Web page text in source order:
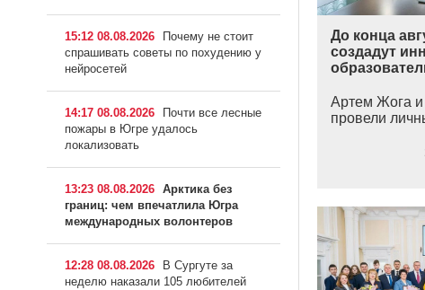
До конца
создадут
Артем Жога и
провели
15:12 08.08.2026
Почему не стоит
спрашивать советы по похудению у
нейросетей
14:17 08.08.2026
Почти все лесные
пожары в Югре удалось
локализовать
13:23 08.08.2026 Арктика без
границ: чем впечатлила Югра
международных волонтеров
12:28 08.08.2026
В Сургуте за
неделю наказали 105 любителей